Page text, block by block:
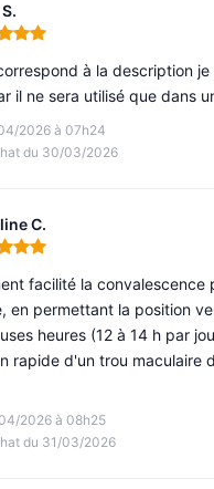
5 sur 5
2026 à 07h24
du 30/03/2026
à la description
il ne sera utilisé que dans
C.
5 sur 5
2026 à 08h25
du 31/03/2026
facilité la convalescence
en permettant la position
heures (12 à 14 h par
rapide d'un trou maculaire